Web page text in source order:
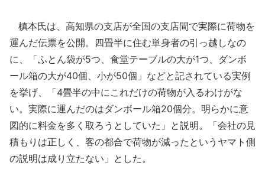
槙本氏は、高知県の支店が全国の支店間で実際に荷物を
運んだ伝票を公開。四畳半に住む単身者の引っ越しなの
に、「ふとん袋が5つ、食堂テーブルの大が1つ、ダンボ
ール箱の大が40個、小が50個」などと記されている実例
を挙げ、「4畳半の中にこれだけの荷物が入るわけがな
い。実際に運んだのはダンボール箱20個分。明らかに意
図的に料金を多く取ろうとしていた」と説明。「会社の見
積もりは正しく、客の都合で荷物が減ったというヤマト側
の説明は成り立たない」とした。